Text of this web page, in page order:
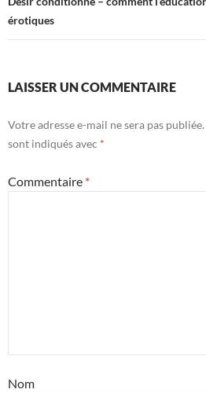
érotiques
LAISSER UN COMMENTAIRE
Votre adresse e-mail ne sera pas publiée.
sont indiqués avec *
Commentaire *
Nom